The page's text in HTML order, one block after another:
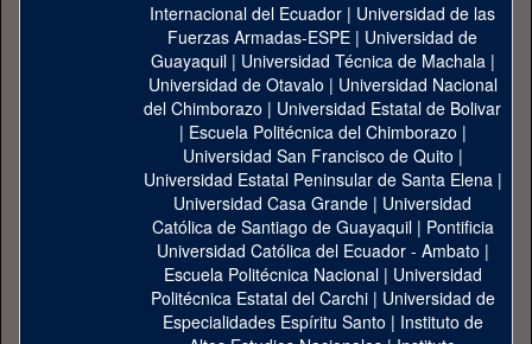
Internacional del Ecuador | Universidad de las
Fuerzas Armadas-ESPE | Universidad de
Guayaquil| Universidad Técnica de Machala|
Universidad de Otavalo | Universidad Nacional
del Chimborazo | Universidad Estatal de Bolivar
| Escuela Politécnica del Chimborazo |
Universidad San Francisco de Quito |
Universidad Estatal Peninsular de Santa Elena|
Universidad Casa Grande | Universidad
Católica de Santiago de Guayaquil| Pontificia
Universidad Católica del Ecuador - Ambato |
Escuela Politécnica Nacional| Universidad
Politécnica Estatal del Carchi| Universidad de
Especialidades Espíritu Santo | Instituto de